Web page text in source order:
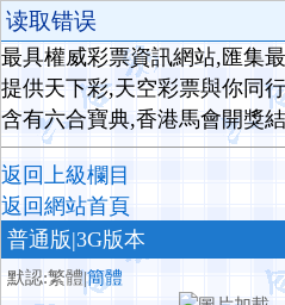
读取错误
最具權威彩票資訊網站,匯集
提供天下彩,天空彩票與你同
含有六合寶典,香港馬會開獎
返回上級欄目
返回網站首頁
普通版|3G版本
默認:繁體|簡體